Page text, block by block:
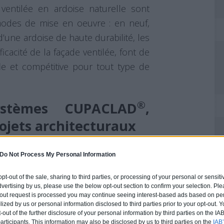
Do Not Process My Personal Information
out of the sale, sharing to third parties, or processing of your personal or
by us, please use the below opt-out section to confirm your selection.
request is processed you may continue seeing interest-based ads based on
by us or personal information disclosed to third parties prior to your opt-out.
of the further disclosure of your personal information by third parties on the
This information may also be disclosed by us to third parties on the
en ardoise naturelle sont
de mise en oeuvre : en neuf,
ardoise de haute durabilité, les
de la façade ventilée, font de
et compétitive pour tout type de
CUPACLAD®,
architecturaux
les principaux avantages de ces
type de projet architectural, aussi
constructions. Les solutions
à créer une esthétique moderne